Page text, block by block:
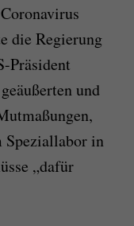
die Regierung
Präsident
und
Speziallabor in
„dafür